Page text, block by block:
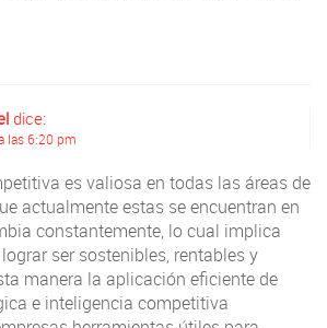
dice:
las 6:20 pm
es valiosa en todas las áreas de
actualmente estas se encuentran en
constantemente, lo cual implica
ser sostenibles, rentables y
manera la aplicación eficiente de
e inteligencia competitiva